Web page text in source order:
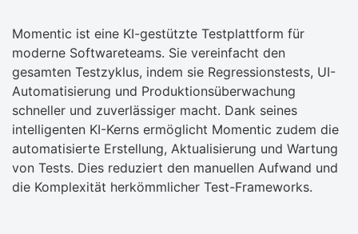
Momentic ist eine KI-gestützte Testplattform für
moderne Softwareteams. Sie vereinfacht den
gesamten Testzyklus, indem sie Regressionstests, UI-
Automatisierung und Produktionsüberwachung
schneller und zuverlässiger macht. Dank seines
intelligenten KI-Kerns ermöglicht Momentic zudem die
automatisierte Erstellung, Aktualisierung und Wartung
von Tests. Dies reduziert den manuellen Aufwand und
die Komplexität herkömmlicher Test-Frameworks.